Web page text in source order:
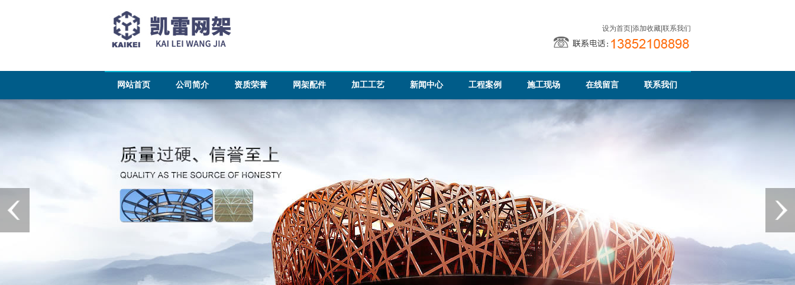
设为首页| 添加收藏| 联系我们
网站首页 公司简介 资质荣誉 网架配件 加工工艺 新闻中心 工程案例 施工现场 在线留言 联系我们